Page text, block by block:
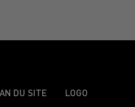
DU SITE LOGO